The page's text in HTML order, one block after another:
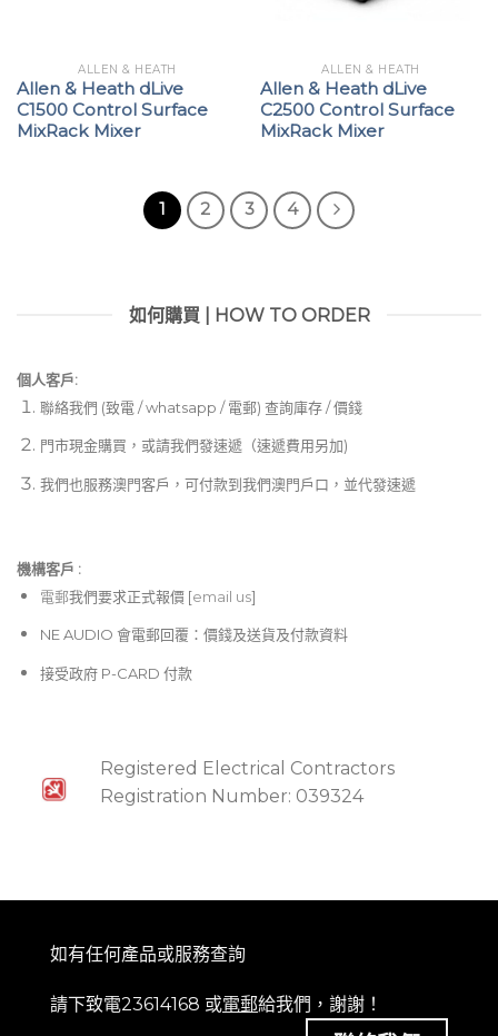
ALLEN & HEATH
Allen & Heath dLive
C1500 Control Surface
MixRack Mixer
ALLEN & HEATH
Allen & Heath dLive
C2500 Control Surface
MixRack Mixer
1 2 3 4
如何購買 | HOW TO ORDER
個人客戶:
聯絡我們 (致電 / whatsapp / 電郵) 查詢庫存 / 價錢
門市現金購買，或請我們發速遞（速遞費用另加)
我們也服務澳門客戶，可付款到我們澳門戶口，並代發速遞
機構客戶 :​
電郵我們要求正式報價 [email us]
NE AUDIO 會電郵回覆：價錢及送貨及付款資料
接受政府 P-CARD 付款
Registered Electrical Contractors
Registration Number: 039324
如有任何產品或服務查詢
請下致電23614168 或電郵給我們，謝謝！